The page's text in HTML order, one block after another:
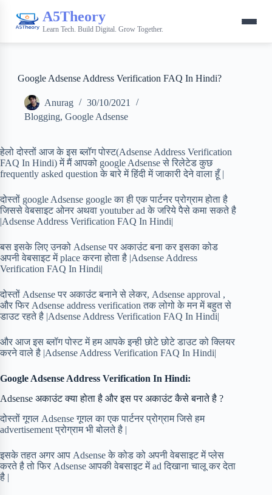
A5Theory
Learn Tech. Build Digital. Grow Together.
Google Adsense Address Verification FAQ In Hindi?
Anurag
30/10/2021
Blogging, Google Adsense
हेलो दोस्तों आज के इस ब्लॉग पोस्ट(Adsense Address Verification
FAQ In Hindi) में मैं आपको google Adsense से रिलेटेड कुछ
frequently asked question के बारे में हिंदी में जाकारी देने वाला हूँ |
दोस्तों google Adsense google का ही एक पार्टनर प्रोग्राम होता है
जिससे वेबसाइट ओनर अथवा youtuber ad के जरिये पैसे कमा सकते है
|Adsense Address Verification FAQ In Hindi|
बस इसके लिए उनको Adsense पर अकाउंट बना कर इसका कोड
अपनी वेबसाइट में place करना होता है |Adsense Address
Verification FAQ In Hindi|
दोस्तों Adsense पर अकाउंट बनाने से लेकर, Adsense approval ,
और फिर Adsense address verification तक लोगो के मन में बहुत से
डाउट रहते है |Adsense Address Verification FAQ In Hindi|
और आज इस ब्लॉग पोस्ट में हम आपके इन्ही छोटे छोटे डाउट को क्लियर
करने वाले है |Adsense Address Verification FAQ In Hindi|
Google Adsense Address Verification In Hindi:
Adsense अकाउंट क्या होता है और इस पर अकाउंट कैसे बनाते है ?
दोस्तों गूगल Adsense गूगल का एक पार्टनर प्रोग्राम जिसे हम
advertisement प्रोग्राम भी बोलते है |
इसके तहत अगर आप Adsense के कोड को अपनी वेबसाइट में प्लेस
करते है तो फिर Adsense आपकी वेबसाइट में ad दिखाना चालू कर देता
है |